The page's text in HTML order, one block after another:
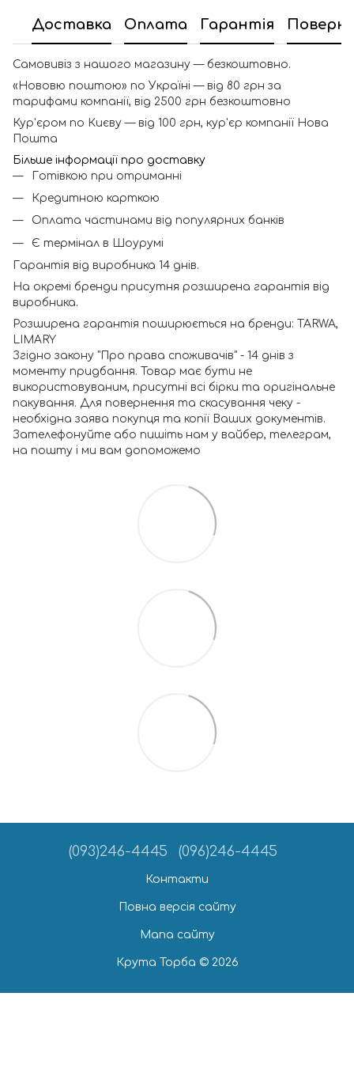
Доставка Оплата Гарантія
Самовивіз з нашого магазину — безкоштовно.
«Нововю поштою» по Україні — від 80 грн за
тарифами компанії, від 2500 грн безкоштовно
Кур'єром по Києву — від 100 грн, кур'єр компанії Нова
Пошта
Більше інформації про доставку
Готівкою при отриманні
Кредитною карткою
Оплата частинами від популярних банків
Є термінал в Шоурумі
Гарантія від виробника 14 днів.
На окремі бренди присутня розширена гарантія від
виробника.
Розширена гарантія поширюється на бренди: TARWA,
LIMARY
Згідно закону "Про права споживачів" - 14 днів з
моменту придбання. Товар має бути не
використовуваним, присутні всі бірки та оригінальне
пакування. Для повернення та скасування чеку -
необхідна заява покупця та копії Ваших документів.
Зателефонуйте або пишіть нам у вайбер, телеграм,
на пошту і ми вам допоможемо
(093)246-4445 (096)246-4445
Контакти
Повна версія сайту
Мапа сайту
Крута Торба © 2026